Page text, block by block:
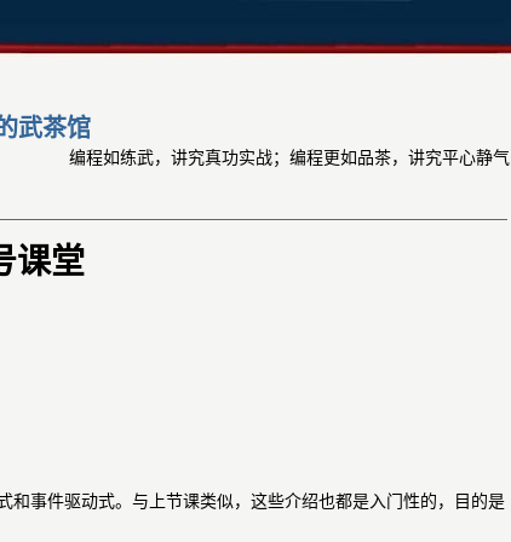
武茶馆
编程如练武，讲究真功实战；编程更如品茶，讲究平心静气
课堂
事件驱动式。与上节课类似，这些介绍也都是入门性的，目的是